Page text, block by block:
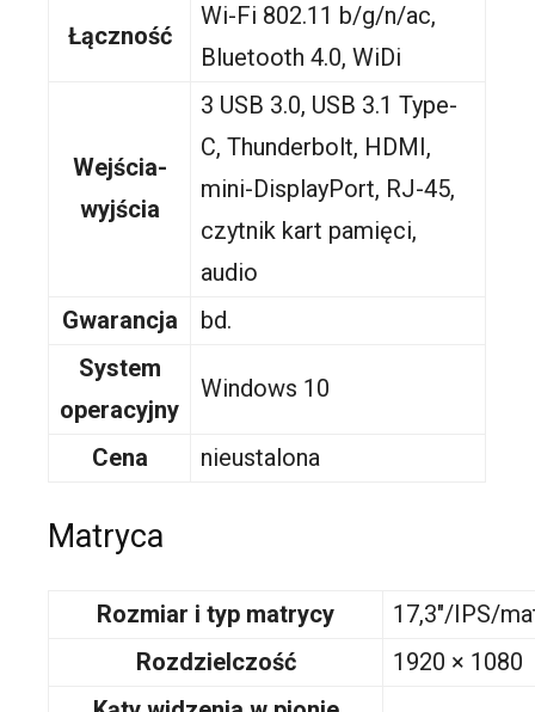
Łączność
Wi-Fi 802.11 b/g/n/ac,
Bluetooth 4.0, WiDi
Wejścia-
wyjścia
3 USB 3.0, USB 3.1 Type-
C, Thunderbolt, HDMI,
mini-DisplayPort, RJ-45,
czytnik kart pamięci,
audio
Gwarancja
bd.
System
operacyjny
Windows 10
Cena nieustalona
Matryca
Rozmiar i typ matrycy
17,3″/IPS/
Rozdzielczość
1920 × 1080